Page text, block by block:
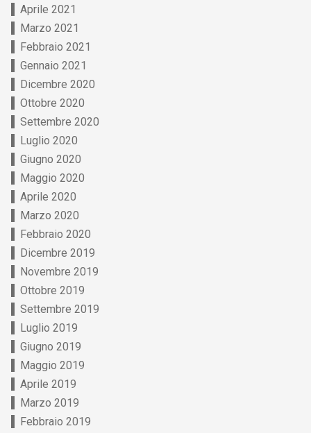
Aprile 2021
Marzo 2021
Febbraio 2021
Gennaio 2021
Dicembre 2020
Ottobre 2020
Settembre 2020
Luglio 2020
Giugno 2020
Maggio 2020
Aprile 2020
Marzo 2020
Febbraio 2020
Dicembre 2019
Novembre 2019
Ottobre 2019
Settembre 2019
Luglio 2019
Giugno 2019
Maggio 2019
Aprile 2019
Marzo 2019
Febbraio 2019